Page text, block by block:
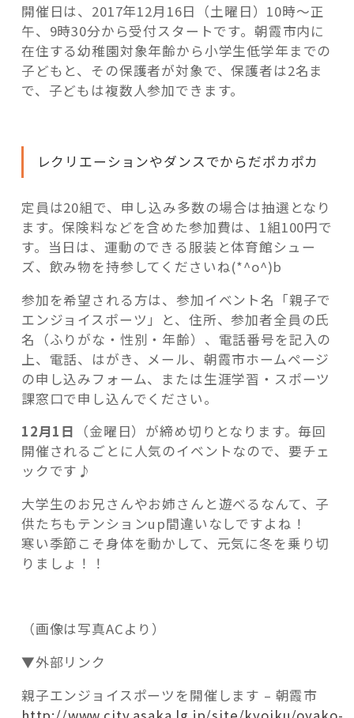
開催日は、2017年12月16日（土曜日）10時～正
午、9時30分から受付スタートです。朝霞市内に
在住する幼稚園対象年齢から小学生低学年までの
子どもと、その保護者が対象で、保護者は2名ま
で、子どもは複数人参加できます。
レクリエーションやダンスでからだポカポカ
定員は20組で、申し込み多数の場合は抽選となり
ます。保険料などを含めた参加費は、1組100円で
す。当日は、運動のできる服装と体育館シュー
ズ、飲み物を持参してくださいね(*^o^)b
参加を希望される方は、参加イベント名「親子で
エンジョイスポーツ」と、住所、参加者全員の氏
名（ふりがな・性別・年齢）、電話番号を記入の
上、電話、はがき、メール、朝霞市ホームページ
の申し込みフォーム、または生涯学習・スポーツ
課窓口で申し込んでください。
12月1日
（金曜日）が締め切りとなります。毎回
開催されるごとに人気のイベントなので、要チェ
ックです♪
大学生のお兄さんやお姉さんと遊べるなんて、子
供たちもテンションup間違いなしですよね！
寒い季節こそ身体を動かして、元気に冬を乗り切
りましょ！！
（画像は写真ACより）
▼外部リンク
親子エンジョイスポーツを開催します – 朝霞市